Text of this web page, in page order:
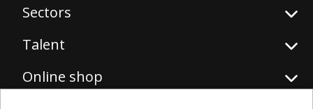
Sectors
Talent
Online shop